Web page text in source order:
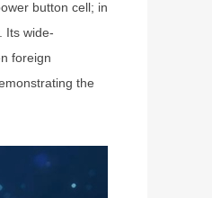
button cell; in
Its wide-
foreign
the